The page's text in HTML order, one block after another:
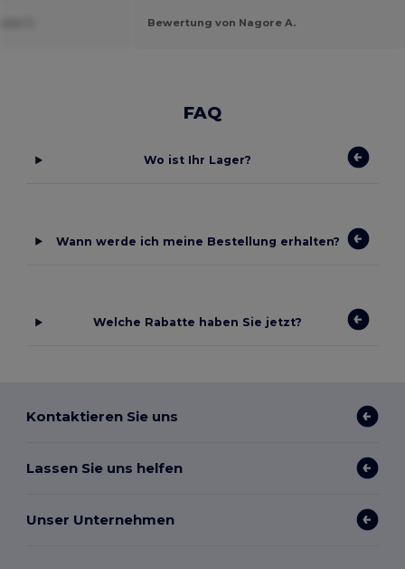
Bewertung von Nagore A.
FAQ
Wo ist Ihr Lager?
Wann werde ich meine Bestellung erhalten?
Welche Rabatte haben Sie jetzt?
Kontaktieren Sie uns
Lassen Sie uns helfen
Unser Unternehmen